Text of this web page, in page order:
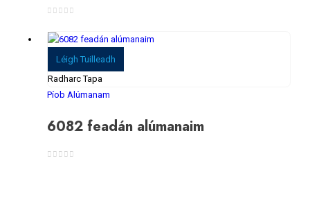
Léigh Tuilleadh
Radharc Tapa
Píob Alúmanam
6082 feadán alúmanaim